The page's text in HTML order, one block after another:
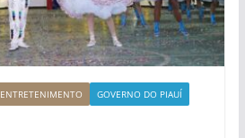
ENTRETENIMENTO
GOVERNO DO PIAUÍ